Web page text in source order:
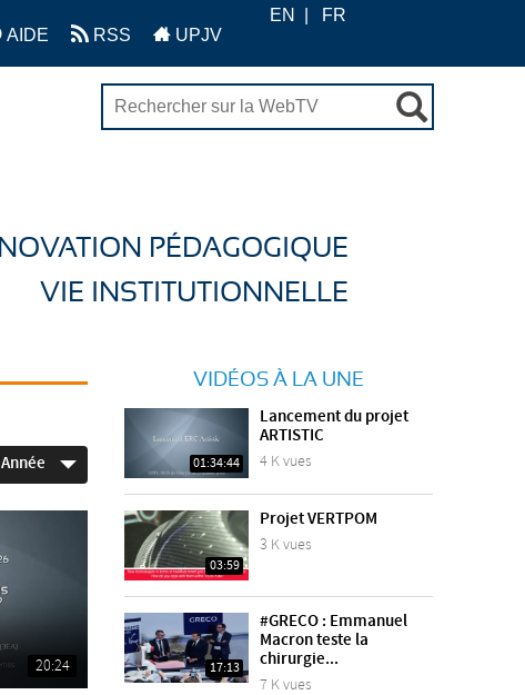
AIDE RSS UPJV
EN FR
PÉDAGOGIQUE
VIE INSTITUTIONNELLE
20:24
VIDÉOS À LA UNE
01:34:44
Lancement du projet
ARTISTIC
4 K vues
03:59
Projet VERTPOM
3 K vues
17:13
#GRECO : Emmanuel
Macron teste la
chirurgie...
7 K vues